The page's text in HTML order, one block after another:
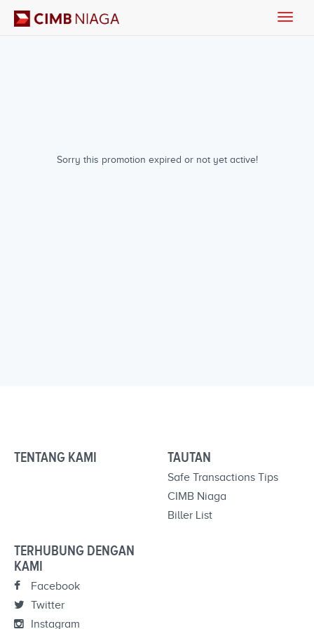
Sorry this promotion expired or not yet active!
Toggle
TENTANG KAMI TAUTAN
Safe Transactions Tips
CIMB Niaga
Biller List
TERHUBUNG DENGAN
KAMI
Facebook
Twitter
Instagram